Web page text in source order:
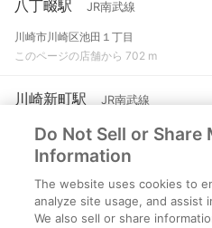
八丁畷駅 JR南武線
川崎市川崎区池田１丁目
このページの店舗から 702 m
川崎新町駅 JR南武線
川崎市川崎区渡田山王町
このページの店舗から 850 m
小田栄駅 JR南武線
川崎市川崎区小田栄
Do Not Sell or Share
Information
The website uses cookies to
analyze site usage, and assist
We also sell or share